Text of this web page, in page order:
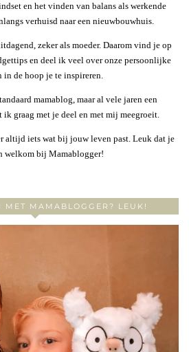
en het vinden van balans als werkende
verhuisd naar een nieuwbouwhuis.
zeker als moeder. Daarom vind je op
en deel ik veel over onze persoonlijke
in de hoop je te inspireren.
mamablog, maar al vele jaren een
graag met je deel en met mij meegroeit.
altijd iets wat bij jouw leven past. Leuk dat je
welkom bij Mamablogger!
MET MAMABLOGGER? LEUK!